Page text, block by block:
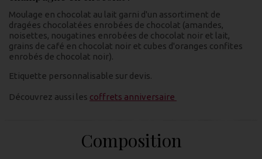
Moulage en chocolat au lait garni d'un assortiment de
dragées chocolatées enrobées de chocolat (amandes,
noisettes, nougatines enrobées de chocolat noir et lait,
grains de café en chocolat noir et cubes d'oranges confites
enrobés de chocolat noir).
Etiquette personnalisable sur devis.
Découvrez aussi les coffrets anniversaire
Composition